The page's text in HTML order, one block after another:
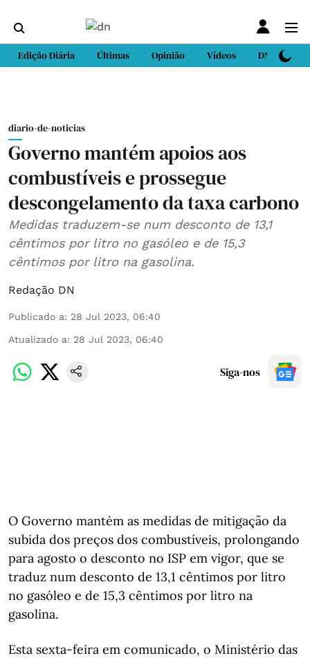
Edição Diária Últimas Opinião Vídeos DN Sport
diario-de-noticias
Governo mantém apoios aos
combustíveis e prossegue
descongelamento da taxa carbono
Medidas traduzem-se num desconto de 13,1
cêntimos por litro no gasóleo e de 15,3
cêntimos por litro na gasolina.
Redação DN
Publicado a: 28 Jul 2023, 06:40
Atualizado a: 28 Jul 2023, 06:40
Siga-nos
O Governo mantém as medidas de mitigação da
subida dos preços dos combustíveis, prolongando
para agosto o desconto no ISP em vigor, que se
traduz num desconto de 13,1 cêntimos por litro
no gasóleo e de 15,3 cêntimos por litro na
gasolina.
Esta sexta-feira em comunicado, o Ministério das